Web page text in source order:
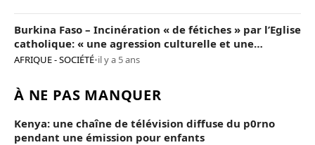
Burkina Faso – Incinération « de fétiches » par l’Eglise
catholique: « une agression culturelle et une
provocation de trop »
AFRIQUE - SOCIÉTÉ•il y a 5 ans
À NE PAS MANQUER
Kenya: une chaîne de télévision diffuse du p0rno
pendant une émission pour enfants